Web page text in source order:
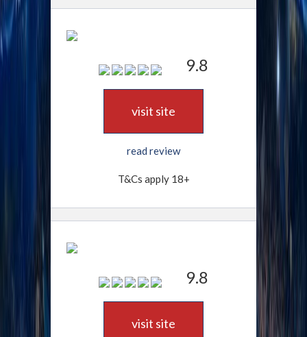
9.8
visit site
read review
T&Cs apply 18+
9.8
visit site